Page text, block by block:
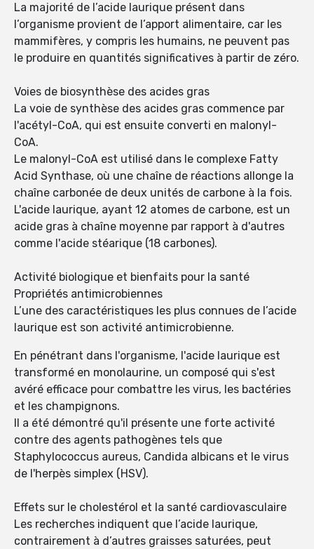
La majorité de l’acide laurique présent dans
l’organisme provient de l’apport alimentaire, car les
mammifères, y compris les humains, ne peuvent pas
le produire en quantités significatives à partir de zéro.
Voies de biosynthèse des acides gras
La voie de synthèse des acides gras commence par
l'acétyl-CoA, qui est ensuite converti en malonyl-
CoA.
Le malonyl-CoA est utilisé dans le complexe Fatty
Acid Synthase, où une chaîne de réactions allonge la
chaîne carbonée de deux unités de carbone à la fois.
L'acide laurique, ayant 12 atomes de carbone, est un
acide gras à chaîne moyenne par rapport à d'autres
comme l'acide stéarique (18 carbones).
Activité biologique et bienfaits pour la santé
Propriétés antimicrobiennes
L’une des caractéristiques les plus connues de l’acide
laurique est son activité antimicrobienne.
En pénétrant dans l'organisme, l'acide laurique est
transformé en monolaurine, un composé qui s'est
avéré efficace pour combattre les virus, les bactéries
et les champignons.
Il a été démontré qu'il présente une forte activité
contre des agents pathogènes tels que
Staphylococcus aureus, Candida albicans et le virus
de l'herpès simplex (HSV).
Effets sur le cholestérol et la santé cardiovasculaire
Les recherches indiquent que l’acide laurique,
contrairement à d’autres graisses saturées, peut